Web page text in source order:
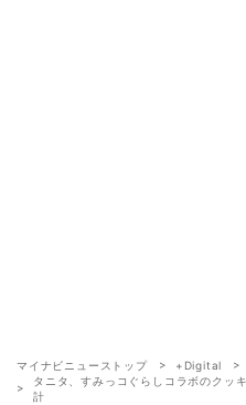
マイナビニューストップ +Digital
タニタ、すみっコぐらしコラボのクッ
計